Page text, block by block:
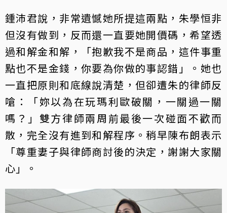
鍾沛君說，非常遺憾她所提這兩點，朱學恒非
但沒有做到，反而還一直要她開價碼，希望透
過和解金和解，「抱歉我不是商品，這件事重
點也不是金錢，你要為你做的事認錯」。她也
一直把原則和底線說清楚，但卻遭朱的律師反
嗆：「妳以為在玩瑪利歐破關，一關過一關
嗎？」雙方律師兩周前最後一次碰面不歡而
散，完全沒有進到和解程序。稍早陳布朗表示
「尊重妻子與律師商討後的決定，謝謝大家關
心」。